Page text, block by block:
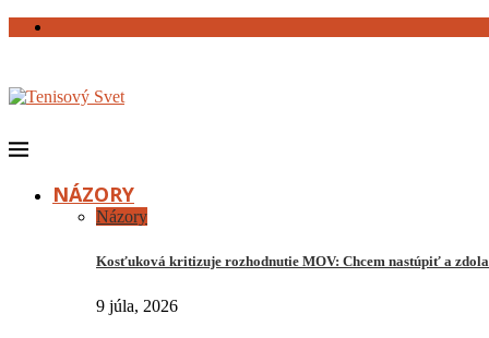
NÁZORY
Názory
Kosťuková kritizuje rozhodnutie MOV: Chcem nastúpiť a
9 júla, 2026